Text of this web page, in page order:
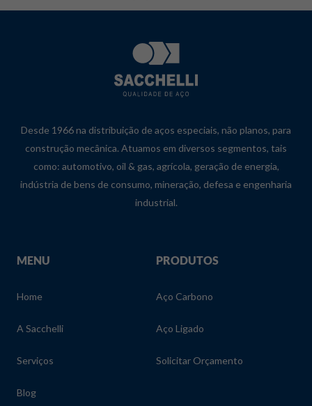
Desde 1966 na distribuição de aços especiais, não planos, para
construção mecânica. Atuamos em diversos segmentos, tais
como: automotivo, oil & gas, agrícola, geração de energia,
indústria de bens de consumo, mineração, defesa e engenharia
industrial.
MENU
Home
A Sacchelli
Serviços
Blog
PRODUTOS
Aço Carbono
Aço Ligado
Solicitar Orçamento